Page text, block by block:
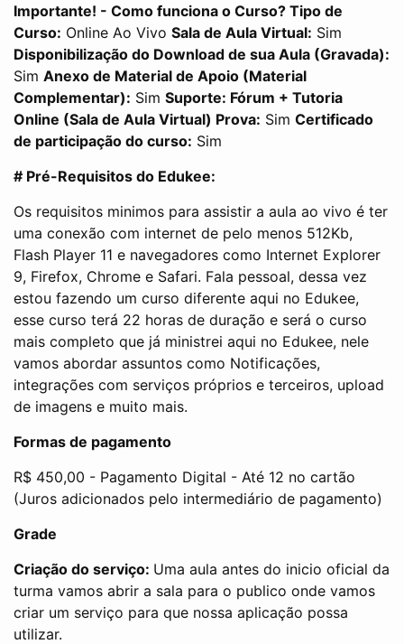
Importante! - Como funciona o Curso? Tipo de
Curso: Online Ao Vivo Sala de Aula Virtual: Sim
Disponibilização do Download de sua Aula (Gravada):
Sim Anexo de Material de Apoio (Material
Complementar): Sim Suporte: Fórum + Tutoria
Online (Sala de Aula Virtual) Prova: Sim Certificado
de participação do curso: Sim
# Pré-Requisitos do Edukee:
Os requisitos minimos para assistir a aula ao vivo é ter
uma conexão com internet de pelo menos 512Kb,
Flash Player 11 e navegadores como Internet Explorer
9, Firefox, Chrome e Safari. Fala pessoal, dessa vez
estou fazendo um curso diferente aqui no Edukee,
esse curso terá 22 horas de duração e será o curso
mais completo que já ministrei aqui no Edukee, nele
vamos abordar assuntos como Notificações,
integrações com serviços próprios e terceiros, upload
de imagens e muito mais.
Formas de pagamento
R$ 450,00 - Pagamento Digital - Até 12 no cartão
(Juros adicionados pelo intermediário de pagamento)
Grade
Criação do serviço: Uma aula antes do inicio oficial da
turma vamos abrir a sala para o publico onde vamos
criar um serviço para que nossa aplicação possa
utilizar.